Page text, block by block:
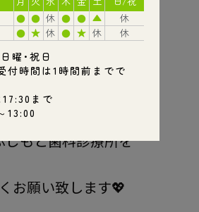
あけまして
うございます🌄🎍
じもと歯科診療所を
お願い致します💖